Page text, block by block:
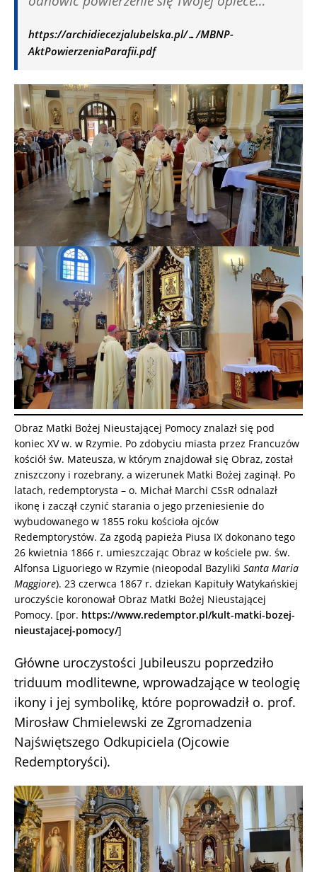
https://archidiecezjalubelska.pl/…/MBNP-
AktPowierzeniaParafii.pdf
Obraz Matki Bożej Nieustającej Pomocy znalazł się pod
koniec XV w. w Rzymie. Po zdobyciu miasta przez Francuzów
kościół św. Mateusza, w którym znajdował się Obraz, został
zniszczony i rozebrany, a wizerunek Matki Bożej zaginął. Po
latach, redemptorysta – o. Michał Marchi CSsR odnalazł
ikonę i zaczął czynić starania o jego przeniesienie do
wybudowanego w 1855 roku kościoła ojców
Redemptorystów. Za zgodą papieża Piusa IX dokonano tego
26 kwietnia 1866 r. umieszczając Obraz w kościele pw. św.
Alfonsa Liguoriego w Rzymie (nieopodal Bazyliki Santa Maria
Maggiore). 23 czerwca 1867 r. dziekan Kapituły Watykańskiej
uroczyście koronował Obraz Matki Bożej Nieustającej
Pomocy. [por. https://www.redemptor.pl/kult-matki-bozej-
nieustajacej-pomocy/]
Główne uroczystości Jubileuszu poprzedziło
triduum modlitewne, wprowadzające w teologię
ikony i jej symbolikę, które poprowadził o. prof.
Mirosław Chmielewski ze Zgromadzenia
Najświętszego Odkupiciela (Ojcowie
Redemptoryści).